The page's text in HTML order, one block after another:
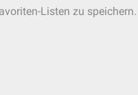
Listen zu speichern.